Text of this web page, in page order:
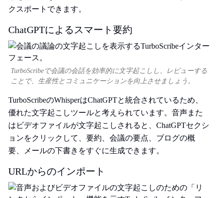
クスポートできます。
ChatGPTによるスマート要約
TurboScribeで会議の会話を効率的に文字起こしし、レビューする
ことで、生産性とコミュニケーションを向上させましょう。
TurboScribeのWhisperはChatGPTと統合されているため、
優れた文字起こしツールと考えられています。音声また
はビデオファイルが文字起こしされると、ChatGPTセクシ
ョンをクリックして、要約、会議の要点、ブログの概
要、メールの下書きをすぐに生成できます。
URLからのインポート